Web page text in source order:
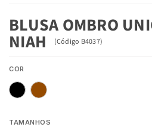
BLUSA OMBRO
NIAH (Código B4037)
COR
TAMANHOS